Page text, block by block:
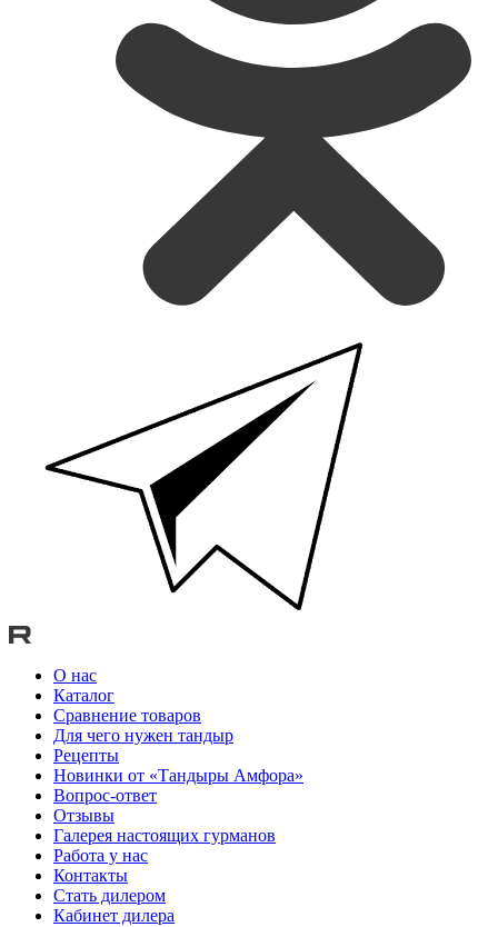
О нас
Каталог
Сравнение товаров
Для чего нужен тандыр
Рецепты
Новинки от «Тандыры Амфора»
Вопрос-ответ
Отзывы
Галерея настоящих гурманов
Работа у нас
Контакты
Стать дилером
Кабинет дилера